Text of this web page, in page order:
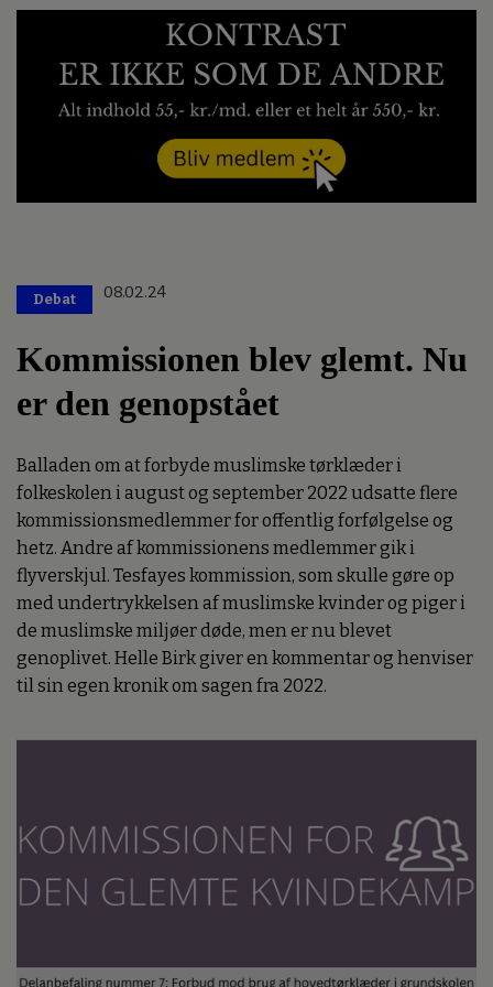
Debat 08.02.24
Kommissionen blev glemt. Nu
er den genopstået
Balladen om at forbyde muslimske tørklæder i
folkeskolen i august og september 2022 udsatte flere
kommissionsmedlemmer for offentlig forfølgelse og
hetz. Andre af kommissionens medlemmer gik i
flyverskjul. Tesfayes kommission, som skulle gøre op
med undertrykkelsen af muslimske kvinder og piger i
de muslimske miljøer døde, men er nu blevet
genoplivet. Helle Birk giver en kommentar og henviser
til sin egen kronik om sagen fra 2022.